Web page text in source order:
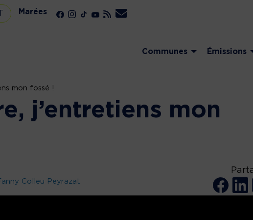
Marées
Communes Émissions
mon fossé !
j’entretiens mon
Colleu Peyrazat